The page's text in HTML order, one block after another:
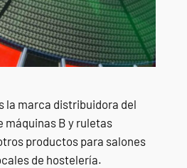
la marca distribuidora del
máquinas B y ruletas
productos para salones
de hostelería.